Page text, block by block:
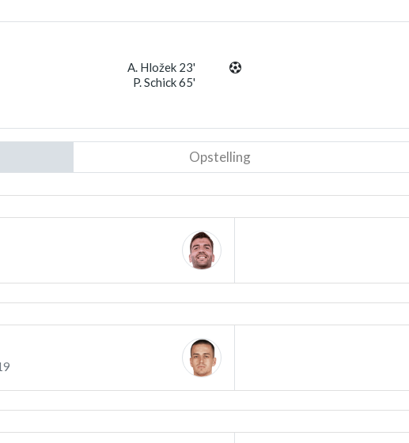
A. Hložek 23'
P. Schick 65'
Opstelling